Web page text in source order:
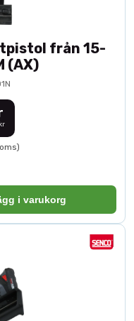
från 15-
(AX)
i varukorg